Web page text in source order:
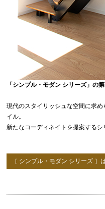
「シンプル・モダン シリーズ」の第
現代のスタイリッシュな空間に求
イル。
新たなコーディネイトを提案するシ
［ シンプル・モダン シリーズ ］